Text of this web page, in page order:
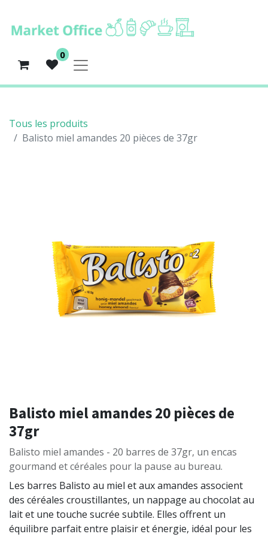
0
Tous les produits
Balisto miel amandes 20 pièces de 37gr
Balisto miel amandes 20 pièces de
37gr
Balisto miel amandes - 20 barres de 37gr, un encas
gourmand et céréales pour la pause au bureau.
Les barres Balisto au miel et aux amandes associent
des céréales croustillantes, un nappage au chocolat au
lait et une touche sucrée subtile. Elles offrent un
équilibre parfait entre plaisir et énergie, idéal pour les